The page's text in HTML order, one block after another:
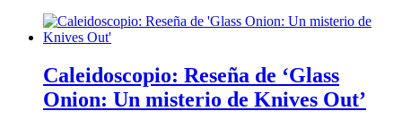
Caleidoscopio: Reseña de ‘Glass
Onion: Un misterio de Knives Out’